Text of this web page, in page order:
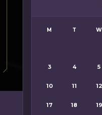
M T W
3 4 5
10 11 12
17 18 19